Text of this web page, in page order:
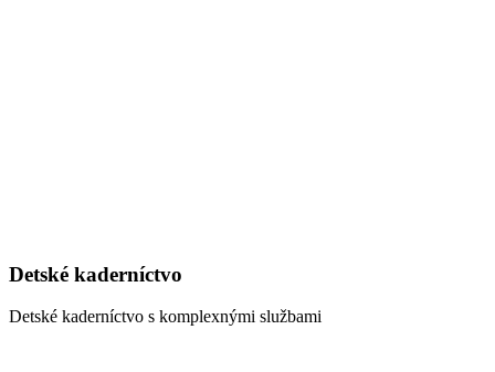
Detské kaderníctvo
Detské kaderníctvo s komplexnými službami